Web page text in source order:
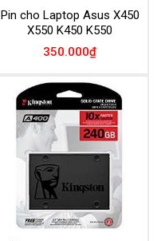
Pin cho Laptop Asus X450
X550 K450 K550
350.000₫